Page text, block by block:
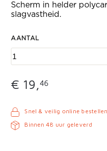
Scherm in helder
slagvastheid.
AANTAL
€ 19,46
Snel & veilig online bestellen
Binnen 48 uur geleverd